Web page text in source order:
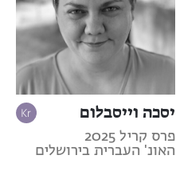
יסכה וייסבלום
פרס קריל 2025
האונ' העברית בירושלים